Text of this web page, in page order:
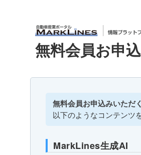
無料会員お申
無料会員お申込みいただく
以下のようなコンテンツ
MarkLines生成AI